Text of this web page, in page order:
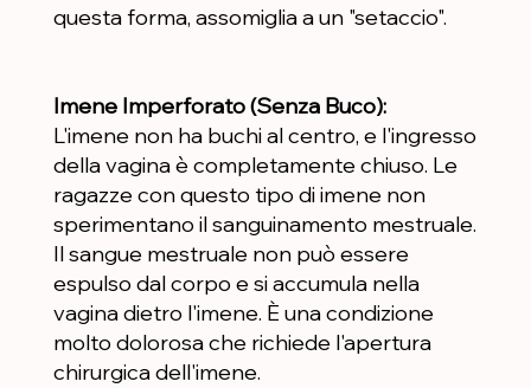
questa forma, assomiglia a un "setaccio".
Imene Imperforato (Senza Buco):
L'imene non ha buchi al centro, e l'ingresso
della vagina è completamente chiuso. Le
ragazze con questo tipo di imene non
sperimentano il sanguinamento mestruale.
Il sangue mestruale non può essere
espulso dal corpo e si accumula nella
vagina dietro l'imene. È una condizione
molto dolorosa che richiede l'apertura
chirurgica dell'imene.